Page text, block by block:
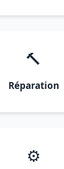
🔨
Réparation
⚙️